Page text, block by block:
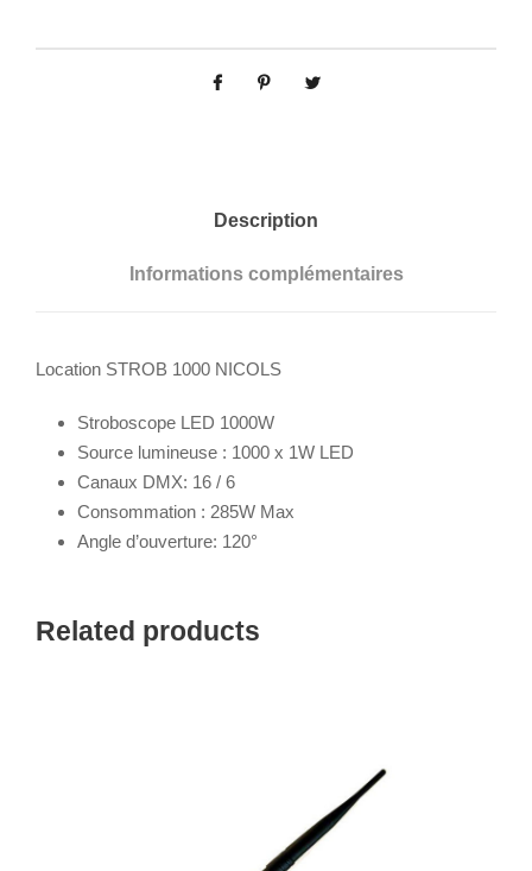
Description
Informations complémentaires
Location STROB 1000 NICOLS
Stroboscope LED 1000W
Source lumineuse : 1000 x 1W LED
Canaux DMX: 16 / 6
Consommation : 285W Max
Angle d’ouverture: 120°
Related products